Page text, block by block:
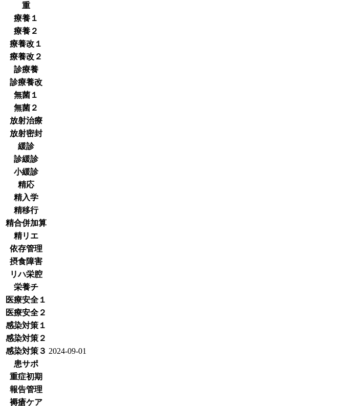
重
療養１
療養２
療養改１
療養改２
診療養
診療養改
無菌１
無菌２
放射治療
放射密封
緩診
診緩診
小緩診
精応
精入学
精移行
精合併加算
精リエ
依存管理
摂食障害
リハ栄腔
栄養チ
医療安全１
医療安全２
感染対策１
感染対策２
感染対策３ 2024-09-01
患サポ
重症初期
報告管理
褥瘡ケア